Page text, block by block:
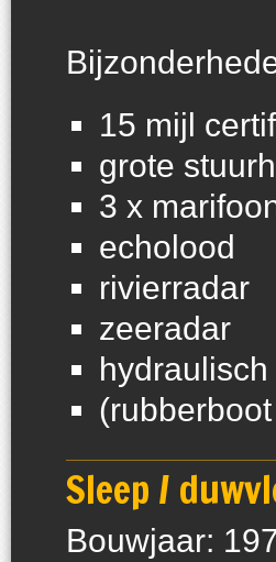
15 mijl
grote
3 x
echolood
rivierradar
zeeradar
Sleep /
Bouwjaar: